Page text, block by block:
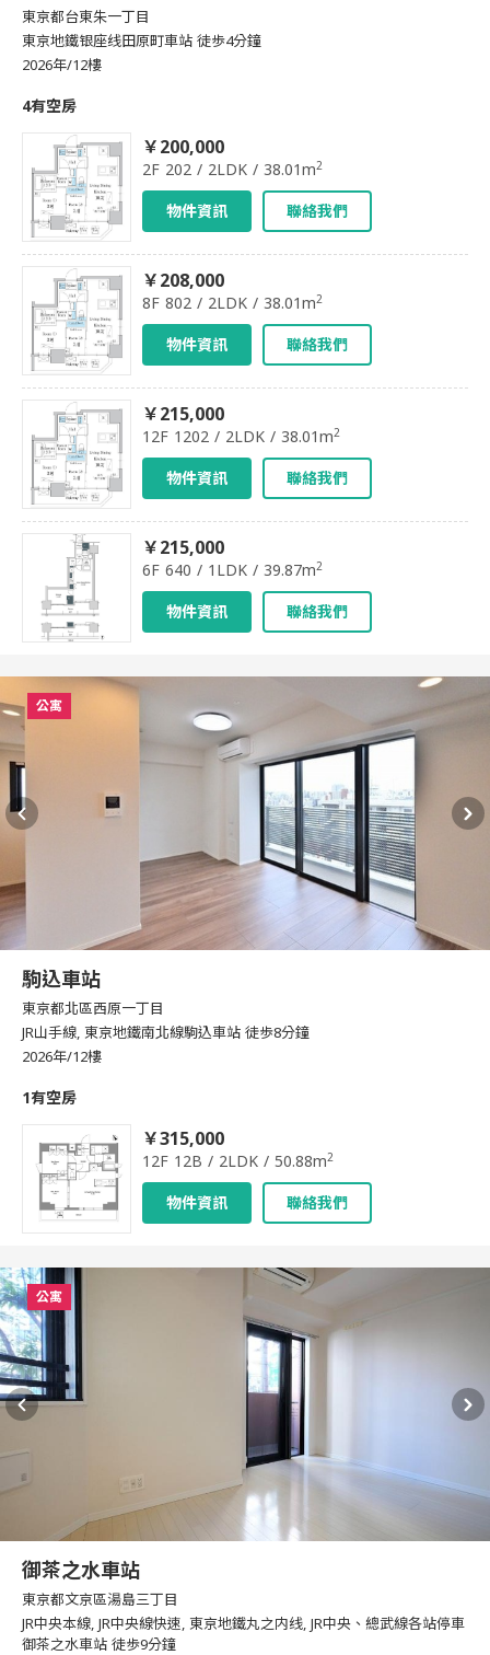
東京都台東朱一丁目
東京地鐵银座线田原町車站 徒歩4分鐘
2026年/12樓
4有空房
￥200,000
2F 202 / 2LDK / 38.01m2
物件資訊 聯絡我們
￥208,000
8F 802 / 2LDK / 38.01m2
物件資訊 聯絡我們
￥215,000
12F 1202 / 2LDK / 38.01m2
物件資訊 聯絡我們
￥215,000
6F 640 / 1LDK / 39.87m2
物件資訊 聯絡我們
公寓
駒込車站
東京都北區西原一丁目
JR山手線, 東京地鐵南北線駒込車站 徒歩8分鐘
2026年/12樓
1有空房
￥315,000
12F 12B / 2LDK / 50.88m2
物件資訊 聯絡我們
公寓
御茶之水車站
東京都文京區湯島三丁目
JR中央本線, JR中央線快速, 東京地鐵丸之内线, JR中央、總武線各站停車
御茶之水車站 徒歩9分鐘